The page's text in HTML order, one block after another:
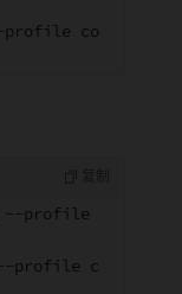
codex --
profile codex
codex